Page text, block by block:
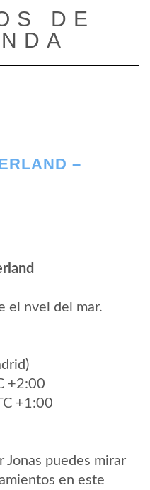
DE
modo de navegación
–
el nvel del mar.
+2:00
+1:00
Jonas puedes mirar
en este